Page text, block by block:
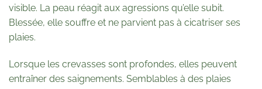
visible. La peau réagit aux agressions qu’elle subit.
Blessée, elle souffre et ne parvient pas à cicatriser ses
plaies.
Lorsque les crevasses sont profondes, elles peuvent
entraîner des saignements. Semblables à des plaies